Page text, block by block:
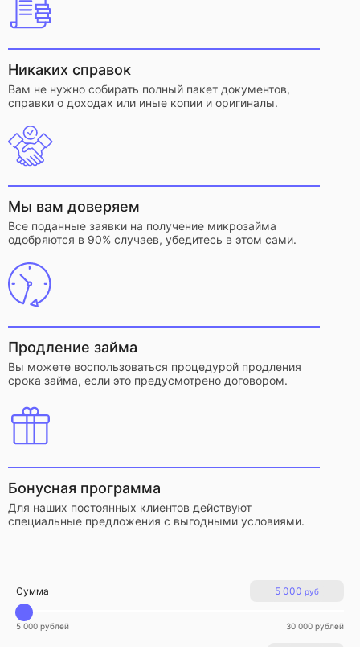
Никаких справок
Вам не нужно собирать полный пакет документов,
справки о доходах или иные копии и оригиналы.
Мы вам доверяем
Все поданные заявки на получение микрозайма
одобряются в 90% случаев, убедитесь в этом сами.
Продление займа
Вы можете воспользоваться процедурой продления
срока займа, если это предусмотрено договором.
Бонусная программа
Для наших постоянных клиентов действуют
специальные предложения с выгодными условиями.
5 000 руб
Сумма
5 000 рублей 30 000 рублей